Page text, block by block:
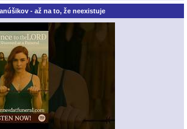
- až na to, že neexistuje